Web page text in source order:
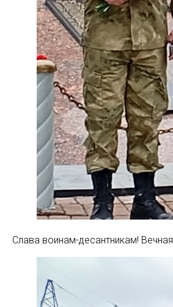
Слава воинам-десантникам!